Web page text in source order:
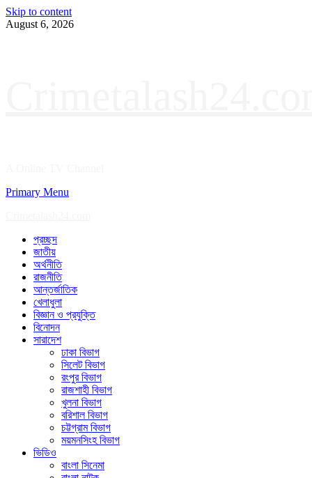
Skip to content
August 6, 2026
Primary Menu
প্রচ্ছদ
জাতীয়
অর্থনীতি
রাজনীতি
আন্তর্জাতিক
খেলাধুলা
বিজ্ঞান ও প্রযুক্তি
বিনোদন
সারাদেশ
ঢাকা বিভাগ
সিলেট বিভাগ
রংপুর বিভাগ
রাজশাহী বিভাগ
খুলনা বিভাগ
বরিশাল বিভাগ
চট্টগ্রাম বিভাগ
ময়মনসিংহ বিভাগ
ভিডিও
বাংলা সিনেমা